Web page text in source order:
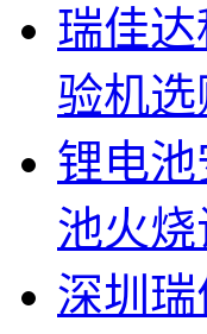
瑞佳
验机
锂电
池火
深圳